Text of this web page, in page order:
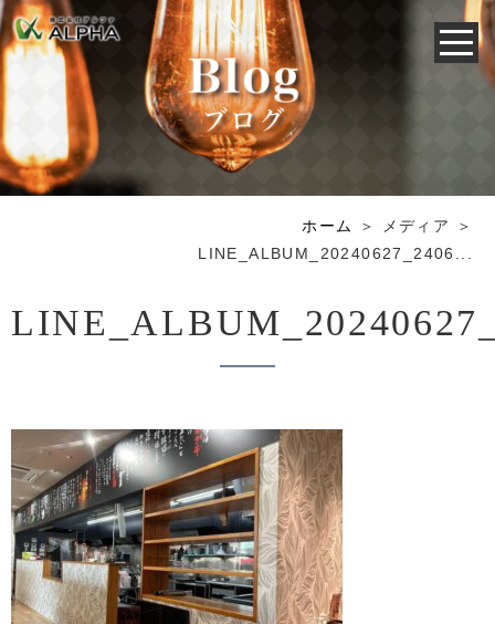
ホーム
＞ メディア ＞
LINE_ALBUM_20240627_2406...